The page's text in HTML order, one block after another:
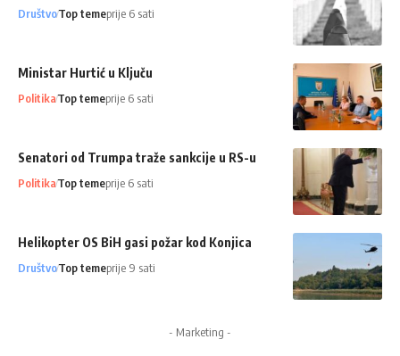
DruštvoTop temeprije 6 sati
Ministar Hurtić u Ključu
PolitikaTop temeprije 6 sati
Senatori od Trumpa traže sankcije u RS-u
PolitikaTop temeprije 6 sati
Helikopter OS BiH gasi požar kod Konjica
DruštvoTop temeprije 9 sati
- Marketing -